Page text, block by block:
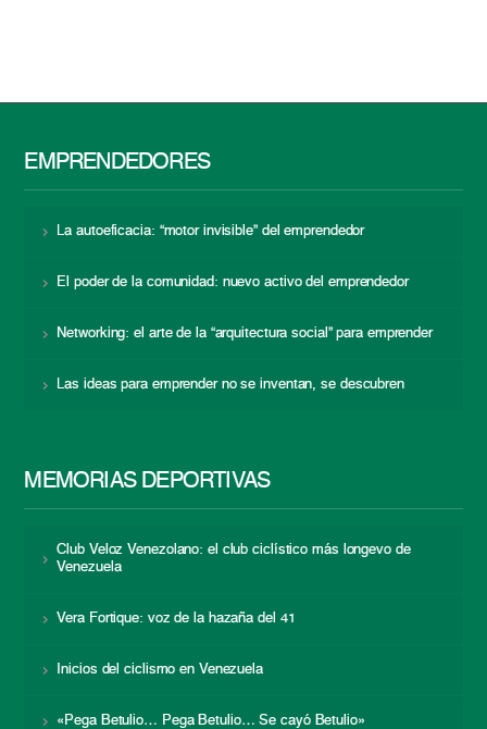
EMPRENDEDORES
La autoeficacia: “motor invisible” del emprendedor
El poder de la comunidad: nuevo activo del emprendedor
Networking: el arte de la “arquitectura social” para emprender
Las ideas para emprender no se inventan, se descubren
MEMORIAS DEPORTIVAS
Club Veloz Venezolano: el club ciclístico más longevo de
Venezuela
Vera Fortique: voz de la hazaña del 41
Inicios del ciclismo en Venezuela
«Pega Betulio… Pega Betulio… Se cayó Betulio»